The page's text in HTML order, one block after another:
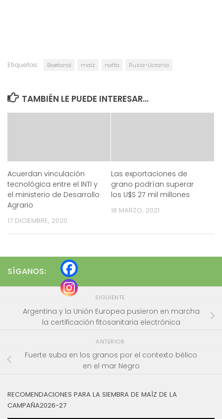
Etiquetas: Bioetanol maíz nafta Rusia-Ucrania
TAMBIÉN LE PUEDE INTERESAR...
Acuerdan vinculación
tecnológica entre el INTI y
el ministerio de Desarrollo
Agrario
17 DICIEMBRE, 2020
Las exportaciones de
grano podrían superar
los U$S 27 mil millones
18 MARZO, 2021
SÍGANOS:
SIGUIENTE
Argentina y la Unión Europea pusieron en marcha
la certificación fitosanitaria electrónica
ANTERIOR
Fuerte suba en los granos por el contexto bélico
en el mar Negro
RECOMENDACIONES PARA LA SIEMBRA DE MAÍZ DE LA
CAMPAÑA2026-27